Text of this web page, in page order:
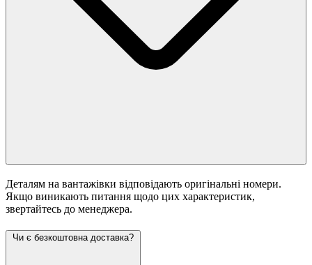
Деталям на вантажівки відповідають оригінальні номери.
Якщо виникають питання щодо цих характеристик,
звертайтесь до менеджера.
Чи є безкоштовна доставка?